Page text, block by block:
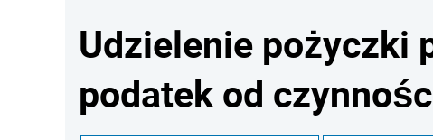
Udzielenie pożyczki
podatek od